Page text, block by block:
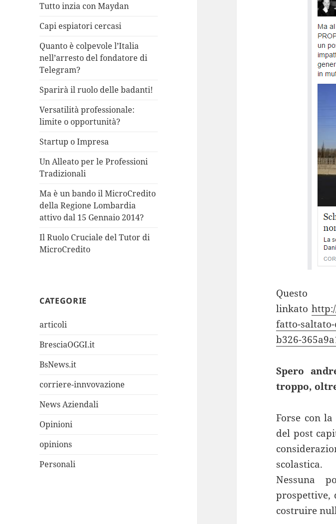
Tutto inzia con Maydan
Capi espiatori cercasi
Quanto è colpevole l’Italia
nell’arresto del fondatore di
Telegram?
Sparirà il ruolo delle badanti!
Versatilità professionale:
limite o opportunità?
Startup o Impresa
Un Alleato per le Professioni
Tradizionali
Ma è un bando il MicroCredito
della Regione Lombardia
attivo dal 15 Gennaio 2014?
Il Ruolo Cruciale del Tutor di
MicroCredito
CATEGORIE
articoli
BresciaOGGI.it
BsNews.it
corriere-innvovazione
News Aziendali
Opinioni
opinions
Personali
linkato
fatto-
b326-
Spero
troppo,
Forse con
del post
scolastica.
Nessuna
prospettive,
costruire